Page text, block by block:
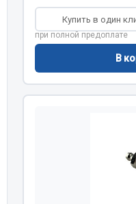
Вилки
Изолента
Весь раздел
Купить в один
при полной предоплате
В